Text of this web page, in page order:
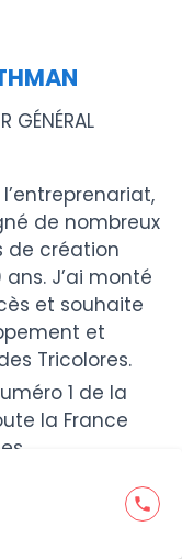
phone
GÉNÉRAL
de nombreux
de création
J’ai monté
et souhaite
et
Tricolores.
1 de la
la France